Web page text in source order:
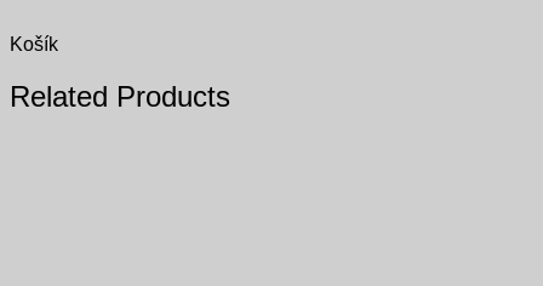
Košík
Related Products